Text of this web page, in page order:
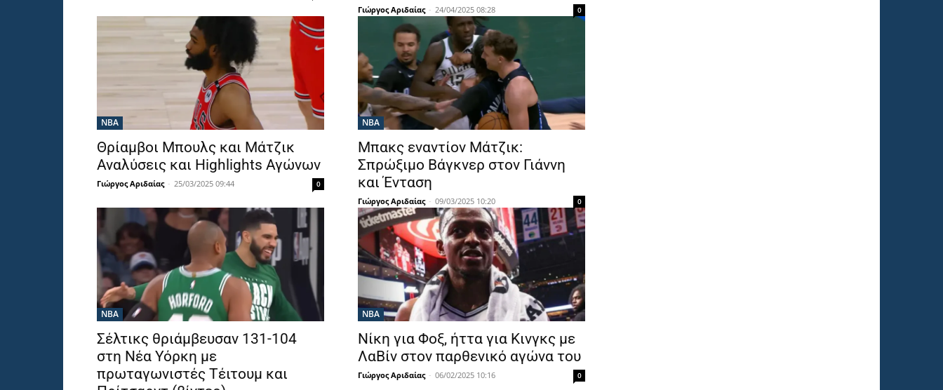
Γιώργος Αριδαίας - 24/04/2025 08:28 0
NBA
Θρίαμβοι Μπουλς και Μάτζικ
Αναλύσεις και Highlights Αγώνων
Γιώργος Αριδαίας - 25/03/2025 09:44 0
NBA
Μπακς εναντίον Μάτζικ:
Σπρώξιμο Βάγκνερ στον Γιάννη
και Ένταση
Γιώργος Αριδαίας - 09/03/2025 10:20 0
NBA
Σέλτικς θριάμβευσαν 131-104
στη Νέα Υόρκη με
πρωταγωνιστές Τέιτουμ και
NBA
Νίκη για Φοξ, ήττα για Κινγκς με
ΛαΒίν στον παρθενικό αγώνα του
Γιώργος Αριδαίας - 06/02/2025 10:16 0